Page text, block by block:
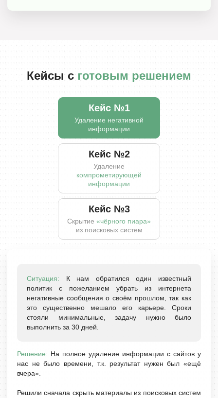
Кейсы с готовым решением
Кейс №1
Удаление негативной
информации
Кейс №2
Удаление
компрометирующей
информации
Кейс №3
Скрытие «чёрного пиара»
из поисковых систем
Ситуация: К нам обратился один известный
политик с пожеланием убрать из интернета
негативные сообщения о своём прошлом, так как
это существенно мешало его карьере. Сроки
стояли минимальные, задачу нужно было
выполнить за 30 дней.
Решение: На полное удаление информации с сайтов у
нас не было времени, т.к. результат нужен был «ещё
вчера».
Решили сначала скрыть материалы из поисковых систем